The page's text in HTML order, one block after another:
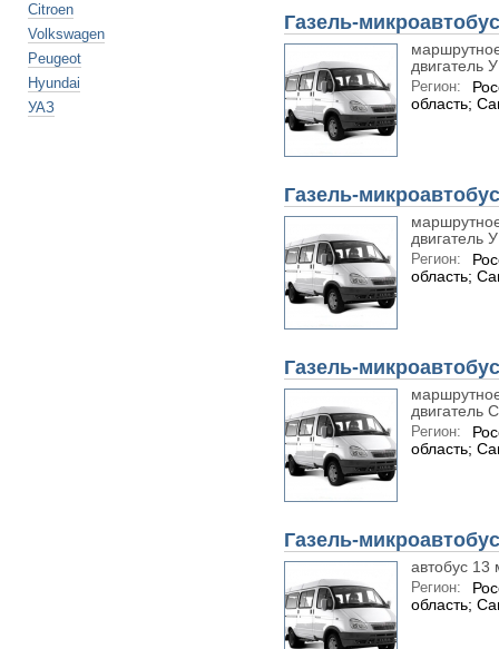
Citroen
Volkswagen
Peugeot
Hyundai
УАЗ
Газель-
двигатель
Регион:
область;
Газель-
двигатель
Регион:
область;
Газель-
двигатель
Регион:
область;
Газель-
автобус 13
Регион:
область;